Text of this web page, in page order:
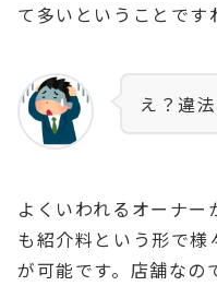
て多いということです
え？違法
よくいわれるオーナ
も紹介料という形で様
が可能です。店舗なの